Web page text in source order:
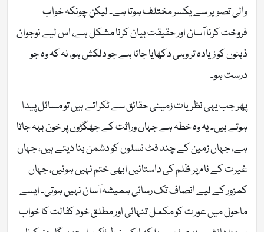
والی تصویر سے یکسر مختلف ہوتا ہے۔ لیکن چونکہ خواب
فروخت کرنا آسان اور حقیقت بیان کرنا مشکل ہے، اس لیے نوجوان
ذہنوں کو زیادہ تر وہی دکھایا جاتا ہے جو دلکش ہو، نہ کہ وہ جو
درست ہو۔
پھر جب یہی نظریات زمینی حقائق سے ٹکراتے ہیں تو مسائل پیدا
ہوتے ہیں۔ یہ وہ خطہ ہے جہاں وراثت کے جھگڑوں پر خون بہہ جاتا
ہے، جہاں زمین کے چند فٹ نسلوں کو دشمن بنا دیتے ہیں، جہاں
غیرت کے نام پر ظلم کی داستانیں ابھی ختم نہیں ہوئیں، جہاں
کمزور کے لیے انصاف تک رسائی ہمیشہ آسان نہیں ہوتی۔ ایسے
ماحول میں عورت کو مکمل تنہائی اور مطلق خود کفالت کا خواب